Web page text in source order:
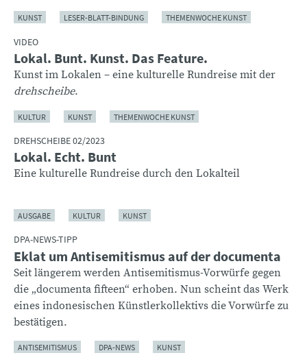
KUNST LESER-BLATT-BINDUNG THEMENWOCHE KUNST
VIDEO
Lokal. Bunt. Kunst. Das Feature.
Kunst im Lokalen – eine kulturelle Rundreise mit der
drehscheibe.
KULTUR KUNST THEMENWOCHE KUNST
DREHSCHEIBE 02/2023
Lokal. Echt. Bunt
Eine kulturelle Rundreise durch den Lokalteil
AUSGABE KULTUR KUNST
DPA-NEWS-TIPP
Eklat um Antisemitismus auf der documenta
Seit längerem werden Antisemitismus-Vorwürfe gegen
die „documenta fifteen“ erhoben. Nun scheint das Werk
eines indonesischen Künstlerkollektivs die Vorwürfe zu
bestätigen.
ANTISEMITISMUS DPA-NEWS KUNST